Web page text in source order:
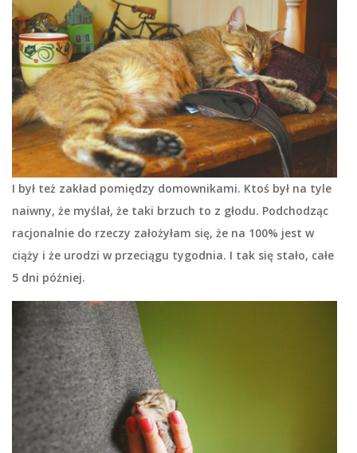
I był też zakład pomiędzy domownikami. Ktoś był na tyle
naiwny, że myślał, że taki brzuch to z głodu. Podchodząc
racjonalnie do rzeczy założyłam się, że na 100% jest w
ciąży i że urodzi w przeciągu tygodnia. I tak się stało, całe
5 dni później.